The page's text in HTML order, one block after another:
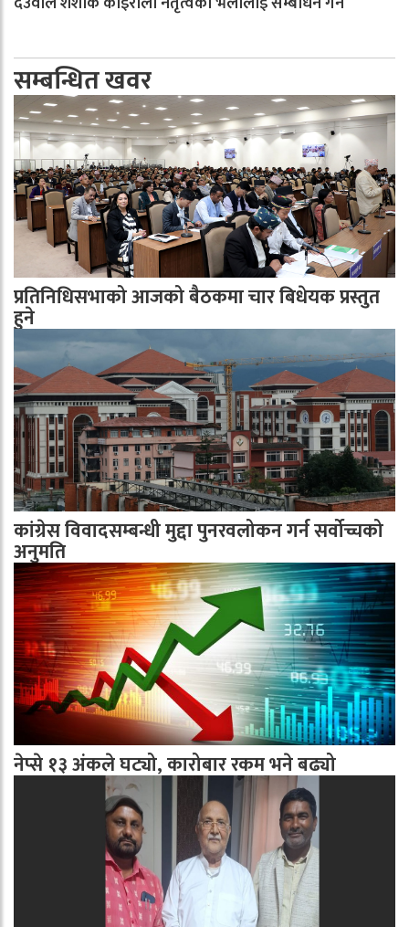
सम्बन्धित खवर
प्रतिनिधिसभाको आजको बैठकमा चार बिधेयक प्रस्तुत
हुने
कांग्रेस विवादसम्बन्धी मुद्दा पुनरवलोकन गर्न सर्वोच्चको
अनुमति
नेप्से १३ अंकले घट्यो, कारोबार रकम भने बढ्यो